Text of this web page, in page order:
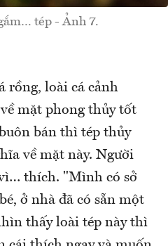
tép - Ảnh 7.
rồng, loài cá cảnh
mặt phong thủy tốt
bán thì tép thủy
về mặt này. Người
thích. "Mình có sở
ở nhà đã có sẵn một
thấy loài tép này thì